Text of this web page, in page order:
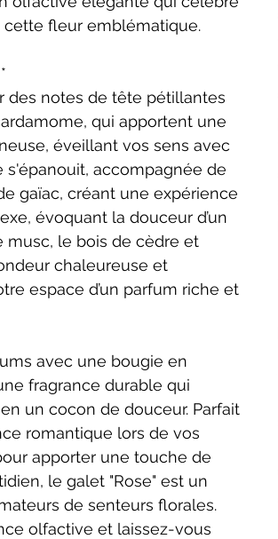
fleur emblématique.
des notes de tête pétillantes
qui apportent une
éveillant vos sens avec
accompagnée de
gaïac, créant une expérience
évoquant la douceur d’un
musc, le bois de cèdre et
chaleureuse et
espace d’un parfum riche et
avec une bougie en
fragrance durable qui
un cocon de douceur. Parfait
romantique lors de vos
apporter une touche de
le galet "Rose" est un
de senteurs florales.
olfactive et laissez-vous